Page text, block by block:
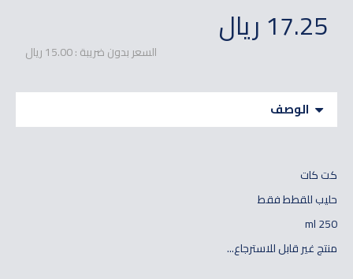
17.25 ريال
السعر بدون ضريبة : 15.00 ريال
الوصف
كت كات
حليب للقطط فقط
250 ml
منتج غير قابل للاسترجاع...